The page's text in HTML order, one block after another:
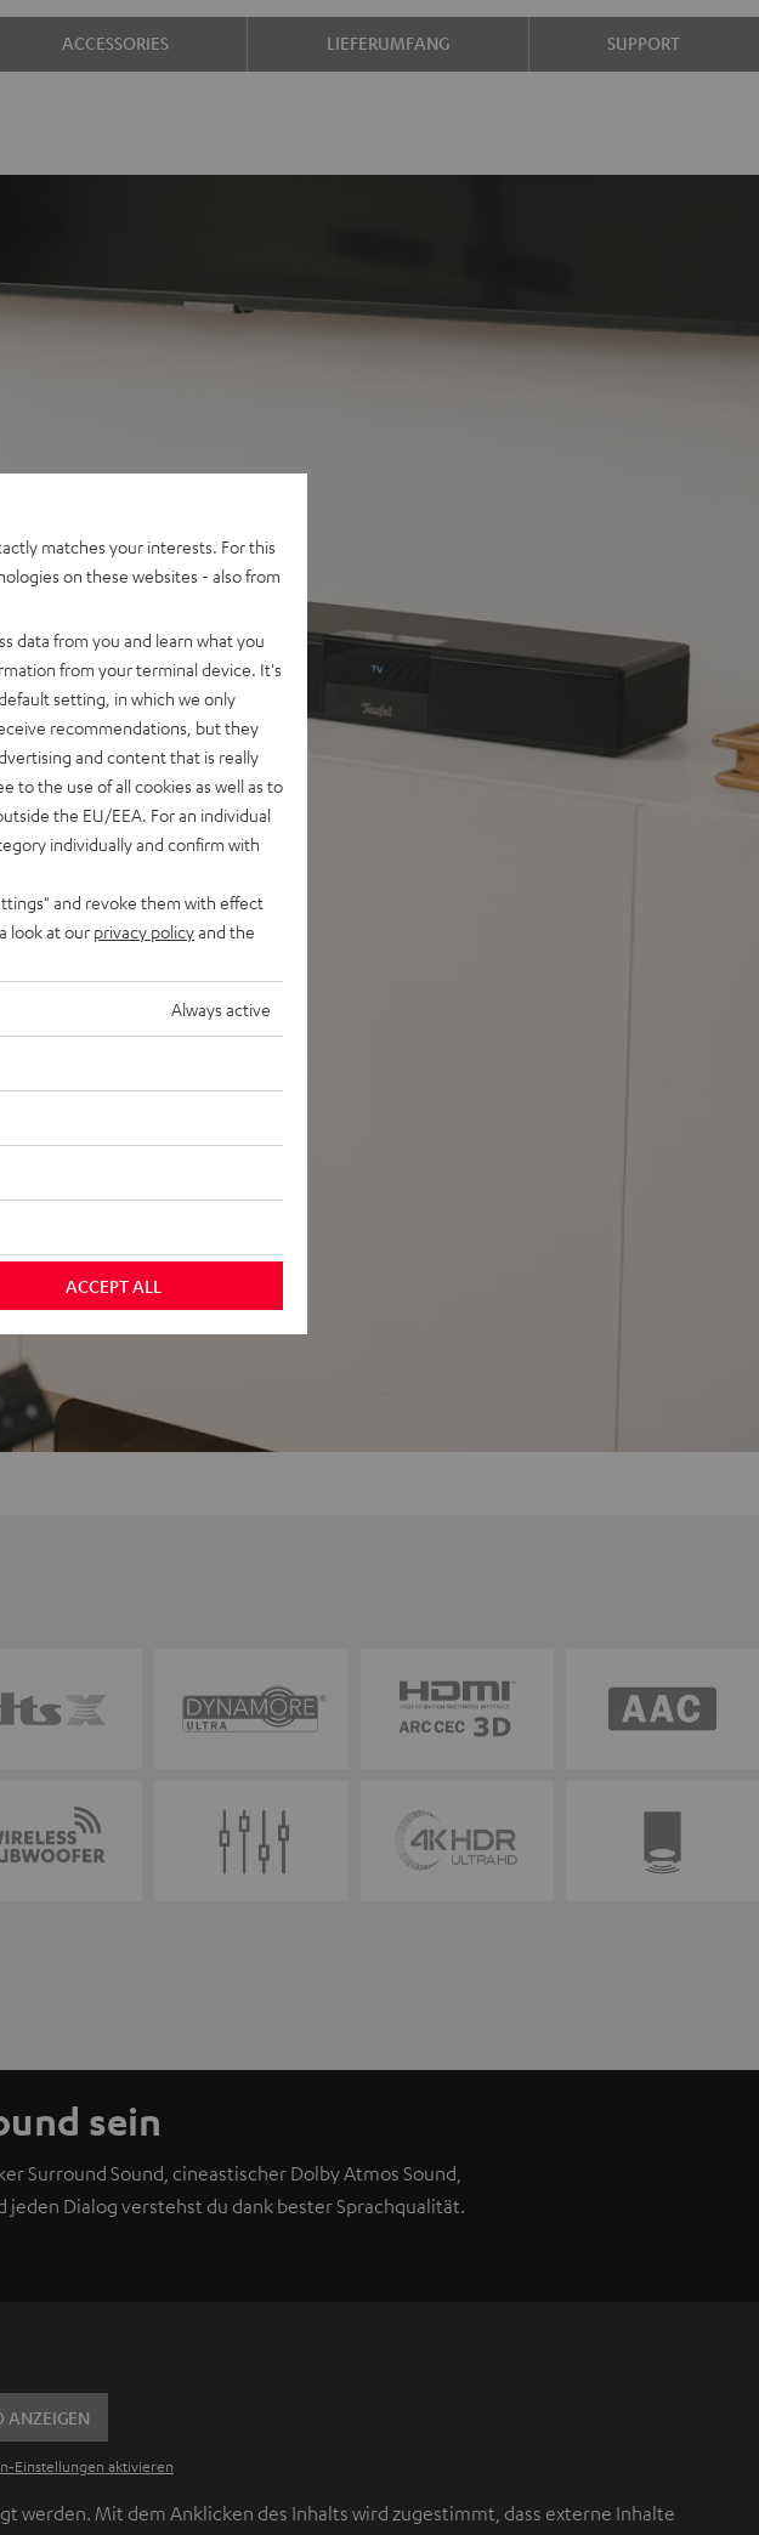
ACCESSORIES LIEFERUMFANG SUPPORT
sein
Surround Sound, cineastischer Dolby Atmos Sound,
Dialog verstehst du dank bester Sprachqualität.
ANZEIGEN
aktivieren
werden. Mit dem Anklicken des Inhalts wird zugestimmt, dass externe Inhalte
matches your interests. For this
on these websites - also from
data from you and learn what you
from your terminal device. It's
setting, in which we only
recommendations, but they
and content that is really
to the use of all cookies as well as to
the EU/EEA. For an individual
individually and confirm with
and revoke them with effect
look at our privacy policyand the
Always active
ACCEPT ALL